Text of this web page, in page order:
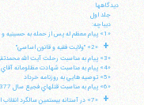
دیدگاهها
جلد اول
ديباچه:
«1» پيام معظم له پس از حمله به حسينيه و بيت، و حصر ايشان
+
«2» "ولايت فقيه و قانون اساسي"
«3» پيام به مناسبت رحلت آيت الله محمدتقي جعفري (ره)
«4» پيام به مناسبت شهادت مظلومانه آقاي فروهر و همسر محترمه ايشان
«5» توصيه هايي به روزنامه خرداد
«6» پيام به مناسبت قتلهاي فجيع سال 1377
+
«7» در آستانه بيستمين سالگرد انقلاب اسلامي